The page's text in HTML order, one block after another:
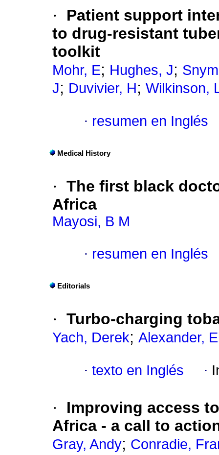
·
Patient support
to drug-resistant
toolkit
Mohr, E; Hughes, J;
J; Duvivier, H; Wilkinson,
· resumen en Inglés
Medical History
· The first black
Africa
Mayosi, B M
· resumen en Inglés
Editorials
· Turbo-charging
Yach, Derek; Alexander,
· texto en Inglés ·
·
Improving access
Africa - a call to
Gray, Andy; Conradie,